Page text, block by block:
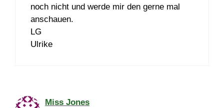
noch nicht und werde mir den gerne mal
anschauen.
LG
Ulrike
Miss Jones